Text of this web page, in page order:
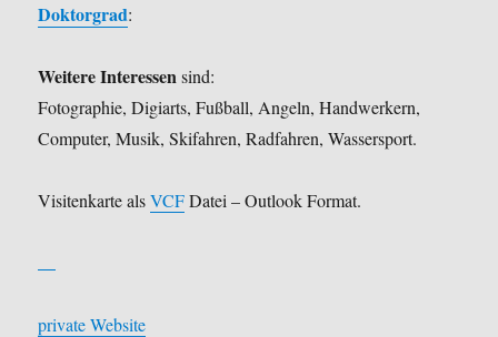
Doktorgrad:
Weitere Interessensind:
Fotographie, Digiarts, Fußball, Angeln, Handwerkern,
Computer, Musik, Skifahren, Radfahren, Wassersport.
Visitenkarte alsVCFDatei – Outlook Format.
private Website